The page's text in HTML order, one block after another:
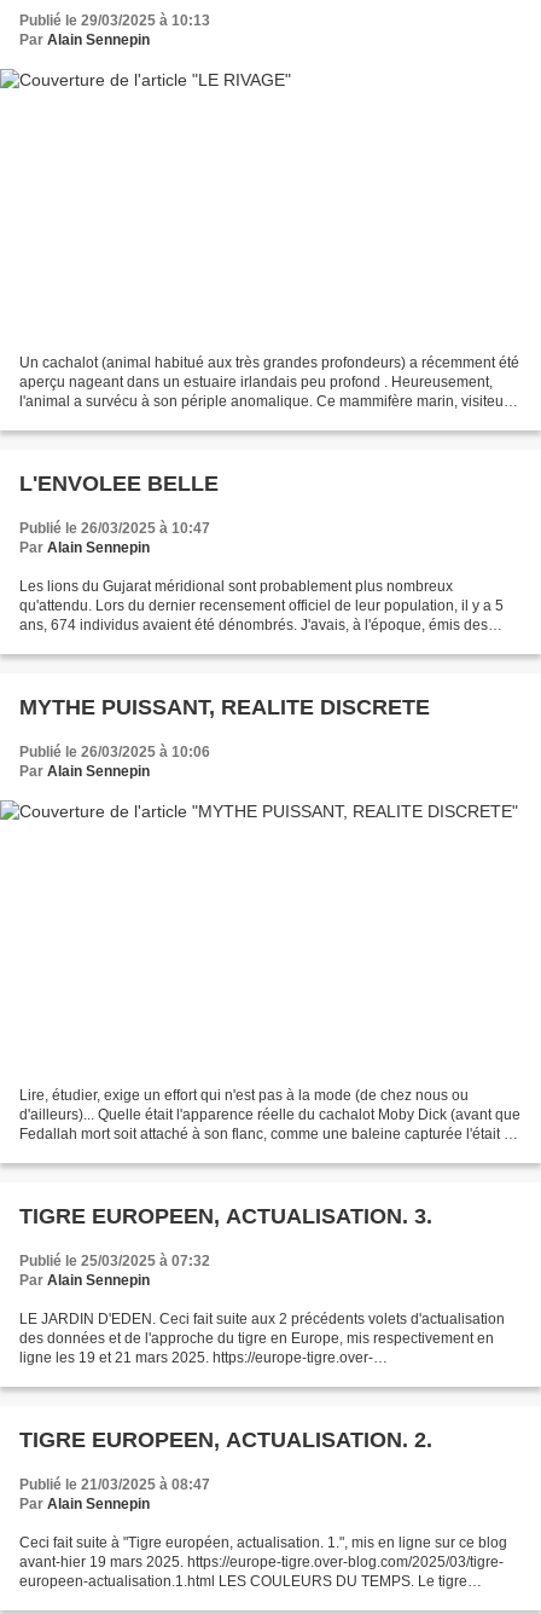
Publié le 29/03/2025 à 10:13
Par Alain Sennepin
Un cachalot (animal habitué aux très grandes profondeurs) a récemment été
aperçu nageant dans un estuaire irlandais peu profond . Heureusement,
l'animal a survécu à son périple anomalique. Ce mammifère marin, visiteur
L'ENVOLEE BELLE
Publié le 26/03/2025 à 10:47
Par Alain Sennepin
Les lions du Gujarat méridional sont probablement plus nombreux
qu'attendu. Lors du dernier recensement officiel de leur population, il y a 5
ans, 674 individus avaient été dénombrés. J'avais, à l'époque, émis des
MYTHE PUISSANT, REALITE DISCRETE
Publié le 26/03/2025 à 10:06
Par Alain Sennepin
Lire, étudier, exige un effort qui n'est pas à la mode (de chez nous ou
d'ailleurs)... Quelle était l'apparence réelle du cachalot Moby Dick (avant que
Fedallah mort soit attaché à son flanc, comme une baleine capturée l'était au
TIGRE EUROPEEN, ACTUALISATION. 3.
Publié le 25/03/2025 à 07:32
Par Alain Sennepin
LE JARDIN D'EDEN. Ceci fait suite aux 2 précédents volets d'actualisation
des données et de l'approche du tigre en Europe, mis respectivement en
ligne les 19 et 21 mars 2025. https://europe-tigre.over-
TIGRE EUROPEEN, ACTUALISATION. 2.
Publié le 21/03/2025 à 08:47
Par Alain Sennepin
Ceci fait suite à "Tigre européen, actualisation. 1.", mis en ligne sur ce blog
avant-hier 19 mars 2025. https://europe-tigre.over-blog.com/2025/03/tigre-
europeen-actualisation.1.html LES COULEURS DU TEMPS. Le tigre